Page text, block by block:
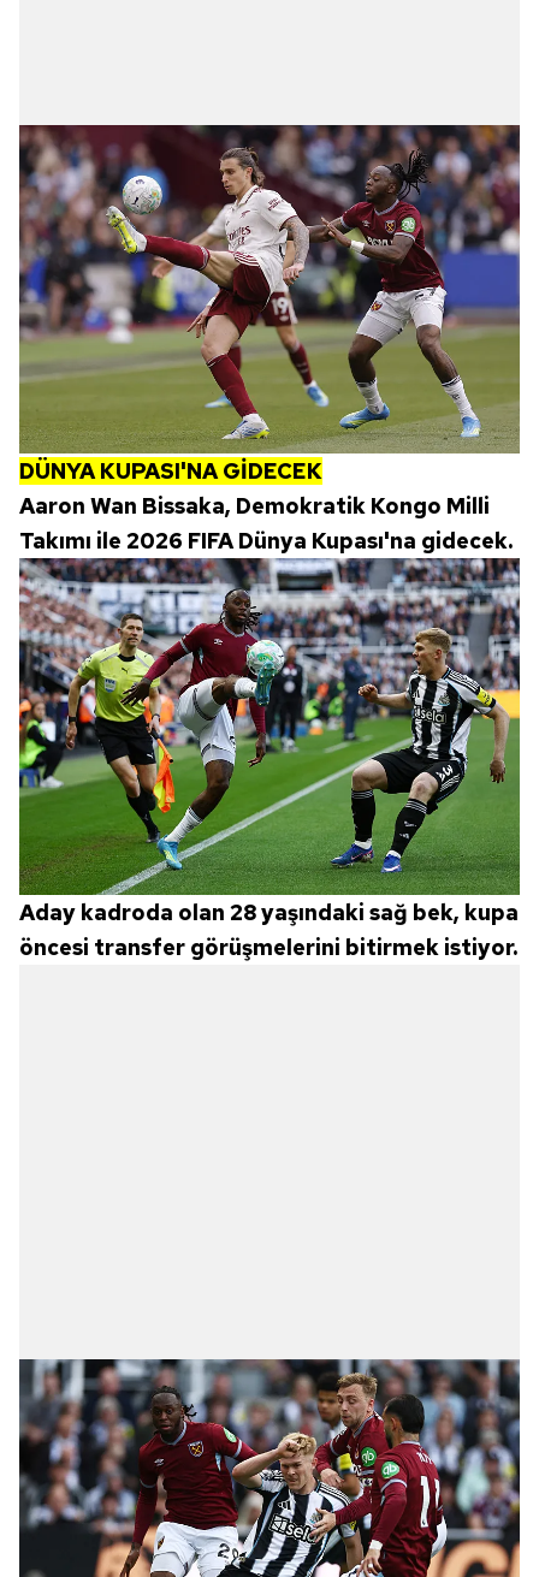
almak için lütfen
tıklayınız
DÜNYA KUPASI'NA GİDECEK
Aaron Wan Bissaka, Demokratik Kongo Milli
Takımı ile 2026 FIFA Dünya Kupası'na gidecek.
Aday kadroda olan 28 yaşındaki sağ bek, kupa
öncesi transfer görüşmelerini bitirmek istiyor.